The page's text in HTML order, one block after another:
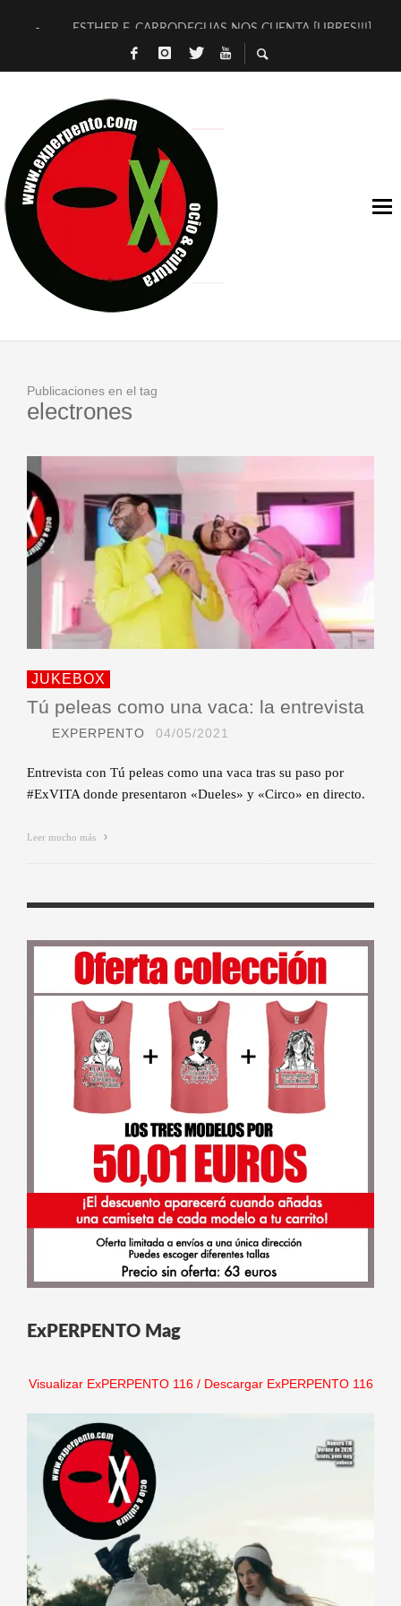
ESTHER F. CARRODEGUAS NOS CUENTA [LIBRES!!!]
[TERRA DE GUAPES] DE SANDRA MONFORT
TIMBRE 4, LA ESCUELA DEL DIRECTOR TEATRAL CLAUDIO
30 AÑOS (NO ES NADA) DE LA KATARSIS DEL TOMATAZO
MILITARES JUDÍAS EN #EXVITA
D’BALDOMEROS REINVENTAN [BITÁCORA 3.0] EN EXVITA
MARSHALL FLASH PRESENTA EN EXVITA [RELATIVA
JOFRE BARDAGÍ EN EXVITA INTERPRETANDO A SERRAT
Publicaciones en el tag
electrones
JUKEBOX
Tú peleas como una vaca: la entrevista
EXPERPENTO 04/05/2021
Entrevista con Tú peleas como una vaca tras su paso por
#ExVITA donde presentaron «Dueles» y «Circo» en directo.
Leer mucho más
ExPERPENTO Mag
Visualizar ExPERPENTO 116/ Descargar ExPERPENTO 116